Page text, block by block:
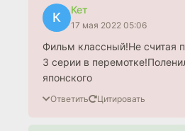
К
Кет
17 мая 2022 05:06
Фильм классный!Не считая
3 серии в
японского
Ответить Цитировать